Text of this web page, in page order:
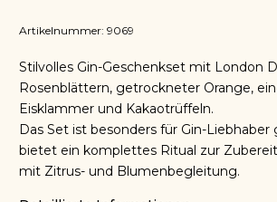
Artikelnummer: 9069
Stilvolles Gin-Geschenkset mit London
Rosenblättern, getrockneter Orange,
Eisklammer und Kakaotrüffeln.
Das Set ist besonders für Gin-Liebhaber
bietet ein komplettes Ritual zur
mit Zitrus- und Blumenbegleitung.